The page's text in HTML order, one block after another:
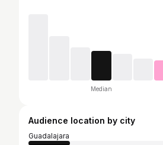
Median
Audience location by city
Guadalajara